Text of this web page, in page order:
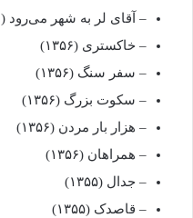
– آقای لر به شهر می‌رود (۱۳۵۶)
– خاکستری (۱۳۵۶)
– سفر سنگ (۱۳۵۶)
– سکوت بزرگ (۱۳۵۶)
– هزار بار مردن (۱۳۵۶)
– همراهان (۱۳۵۶)
– جدال (۱۳۵۵)
– قاصدک (۱۳۵۵)